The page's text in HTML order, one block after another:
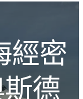
luxury resorts
經密
德